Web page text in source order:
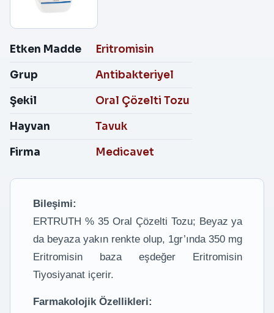
Etken Madde
Eritromisin
Grup
Antibakteriyel
Şekil
Oral Çözelti Tozu
Hayvan
Tavuk
Firma
Medicavet
Bileşimi:
ERTRUTH % 35 Oral Çözelti Tozu; Beyaz ya
da beyaza yakın renkte olup, 1gr’ında 350 mg
Eritromisin baza eşdeğer Eritromisin
Tiyosiyanat içerir.
Farmakolojik Özellikleri: